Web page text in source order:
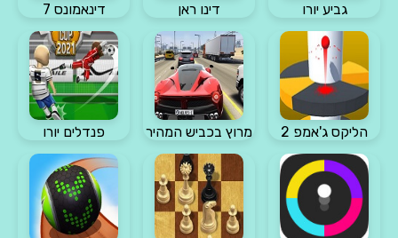
גביע יורו דינו ראן דינאמונס 7
הליקס ג'אמפ 2 מרוץ בכביש המהיר פנדלים יורו